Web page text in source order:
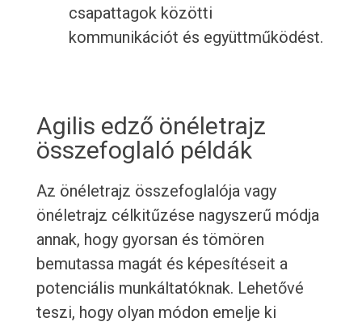
csapattagok közötti
kommunikációt és együttműködést.
Agilis edző önéletrajz
összefoglaló példák
Az önéletrajz összefoglalója vagy
önéletrajz célkitűzése nagyszerű módja
annak, hogy gyorsan és tömören
bemutassa magát és képesítéseit a
potenciális munkáltatóknak. Lehetővé
teszi, hogy olyan módon emelje ki